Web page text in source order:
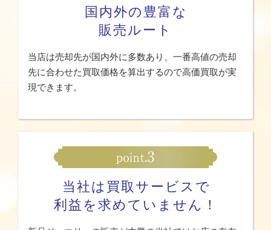
国内外の豊富な
販売ルート
当店は売却先が国内外に多数あり、一番高値の売却
先に合わせた買取価格を算出するので高価買取が実
現できます。
当社は買取サービスで
利益を求めていません！